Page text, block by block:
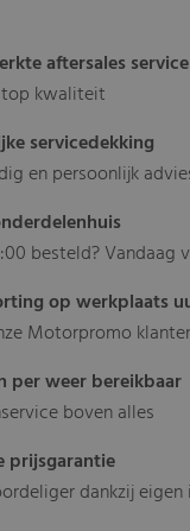
aftersales service
top kwaliteit
servicedekking
en persoonlijk
besteld? Vandaag
op werkplaats
Motorpromo
per weer bereikbaar
boven alles
prijsgarantie
dankzij